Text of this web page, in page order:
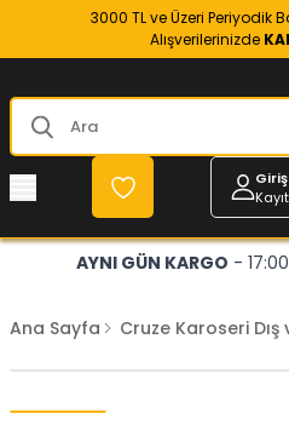
3000 TL ve Üzeri Periyodik
Alışverilerinizde
AYNI GÜN KARGO -
Ana Sayfa Cruze Karoseri